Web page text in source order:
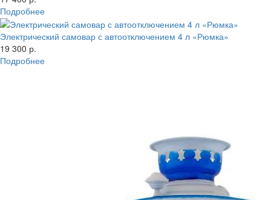
Подробнее
Электрический самовар с автоотключением 4 л «Рюмка»
19 300 р.
Подробнее